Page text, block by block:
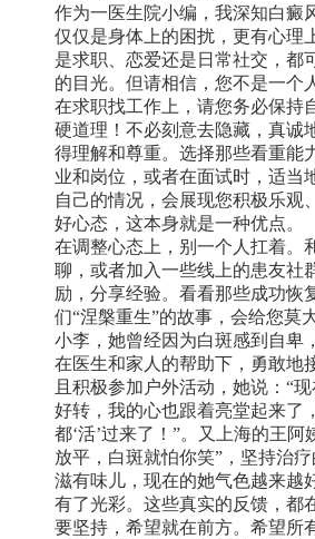
作为一医生院小编，我深知白癜
仅仅是身体上的困扰，更有心理
是求职、恋爱还是日常社交，都
的目光。但请相信，您不是一个
在求职找工作上，请您务必保持
硬道理！不必刻意去隐藏，真诚
得理解和尊重。选择那些看重能
业和岗位，或者在面试时，适当
自己的情况，会展现您积极乐观
好心态，这本身就是一种优点。
在调整心态上，别一个人扛着。
聊，或者加入一些线上的患友社
励，分享经验。看看那些成功恢
们“涅槃重生”的故事，会给您莫
小李，她曾经因为白斑感到自卑
在医生和家人的帮助下，勇敢地
且积极参加户外活动，她说：“
好转，我的心也跟着亮堂起来了
都‘活’过来了！”。又上海的王阿
放平，白斑就怕你笑”，坚持治
滋有味儿，现在的她气色越来越
有了光彩。这些真实的反馈，都
要坚持，希望就在前方。希望所